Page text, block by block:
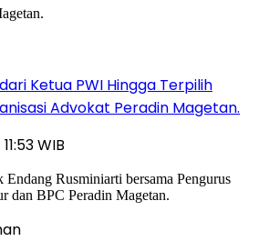
Ketua PWI Hingga Terpilih
Advokat Peradin Magetan.
WIB